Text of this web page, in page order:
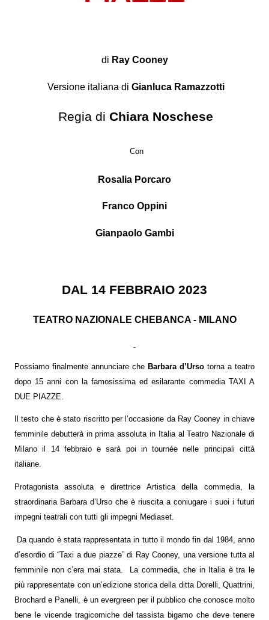
di Ray Cooney
Versione italiana di Gianluca Ramazzotti
Regia di Chiara Noschese
Con
Rosalia Porcaro
Franco Oppini
Gianpaolo Gambi
DAL 14 FEBBRAIO 2023
TEATRO NAZIONALE CHEBANCA - MILANO
Possiamo finalmente annunciare che Barbara d’Urso torna a teatro
dopo 15 anni con la famosissima ed esilarante commedia TAXI A
DUE PIAZZE.
Il testo che è stato riscritto per l’occasione da Ray Cooney in chiave
femminile debutterà in prima assoluta in Italia al Teatro Nazionale di
Milano il 14 febbraio e sarà poi in tournée nelle principali città
italiane.
Protagonista assoluta e direttrice Artistica della commedia, la
straordinaria Barbara d’Urso che è riuscita a coniugare i suoi i futuri
impegni teatrali con tutti gli impegni Mediaset.
Da quando è stata rappresentata in tutto il mondo fin dal 1984, anno
d’esordio di “Taxi a due piazze” di Ray Cooney, una versione tutta al
femminile non c’era mai stata.
La commedia, che in Italia è tra le
più rappresentate con un’edizione storica della ditta Dorelli, Quattrini,
Brochard e Panelli, è un evergreen per il pubblico che conosce molto
bene le vicende tragicomiche del tassista bigamo che deve tenere